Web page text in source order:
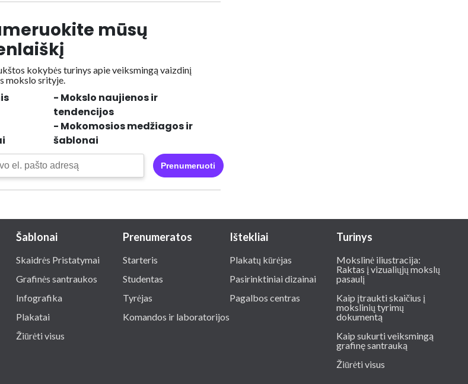
mūsų
kokybės turinys apie veiksmingą vaizdinį
mokslo srityje.
- Mokslo naujienos ir
tendencijos
- Mokomosios medžiagos ir
šablonai
Prenumeruoti
Šablonai
Skaidrės Pristatymai
Grafinės santraukos
Infografika
Plakatai
Žiūrėti visus
Prenumeratos
Starteris
Studentas
Tyrėjas
Komandos ir laboratorijos
Ištekliai
Plakatų kūrėjas
Pasirinktiniai dizainai
Pagalbos centras
Turinys
Mokslinė iliustracija:
Raktas į vizualiųjų mokslų
pasaulį
Kaip įtraukti skaičius į
mokslinių tyrimų
dokumentą
Kaip sukurti veiksmingą
grafinę santrauką
Žiūrėti visus